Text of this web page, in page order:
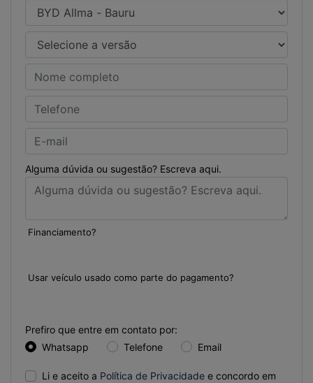
Alguma dúvida ou sugestão? Escreva aqui.
Financiamento?
Usar veículo usado como parte do pagamento?
Prefiro que entre em contato por:
Whatsapp
Telefone Email
Li e aceito a Política de Privacidade e concordo em